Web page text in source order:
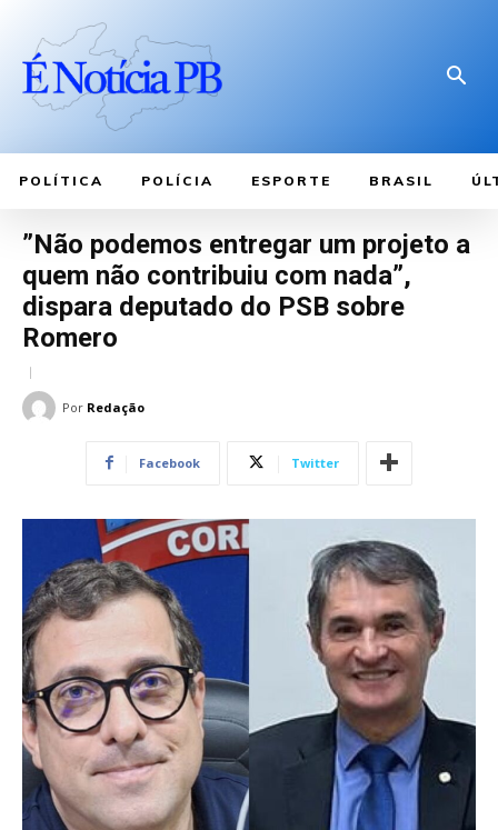
POLÍTICA POLÍCIA ESPORTE BRASIL
”Não podemos entregar um projeto a
quem não contribuiu com nada”,
dispara deputado do PSB sobre
Romero
Por Redação
Facebook Twitter